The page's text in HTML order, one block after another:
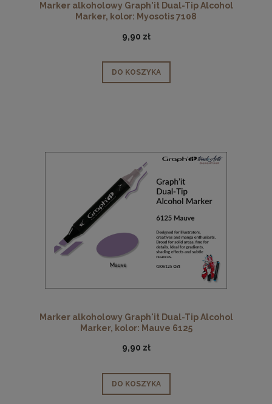
Marker alkoholowy Graph'it Dual-Tip Alcohol
Marker, kolor: Myosotis 7108
9,90 zł
DO KOSZYKA
Marker alkoholowy Graph'it Dual-Tip Alcohol
Marker, kolor: Mauve 6125
9,90 zł
DO KOSZYKA